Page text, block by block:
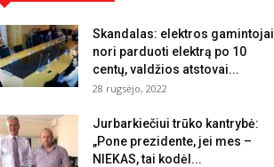
Skandalas: elektros gamintojai
nori parduoti elektrą po 10
centų, valdžios atstovai...
28 rugsėjo, 2022
Jurbarkiečiui trūko kantrybė:
„Pone prezidente, jei mes –
NIEKAS, tai kodėl...